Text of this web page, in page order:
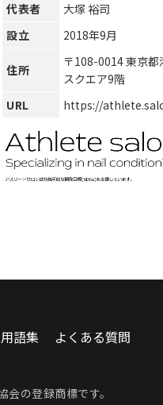
代表者
大塚 裕司
設立
2018年9月
住所
〒108-0014 東京
スクエア9階
URL
https://
用語集 よくある質問
会の登録商標です。